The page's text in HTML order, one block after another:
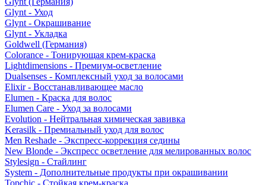
Glynt - Уход
Glynt - Окрашивание
Glynt - Укладка
Goldwell (Германия)
Colorance - Тонирующая крем-краска
Lightdimensions - Премиум-осветление
Dualsenses - Комплексный уход за волосами
Elixir - Восстанавливающее масло
Elumen - Краска для волос
Elumen Care - Уход за волосами
Evolution - Нейтральная химическая завивка
Kerasilk - Премиальный уход для волос
Men Reshade - Экспресс-коррекция седины
New Blonde - Экспресс осветление для мелированных волос
Stylesign - Стайлинг
System - Дополнительные продукты при окрашивании
Topchic - Стойкая крем-краска